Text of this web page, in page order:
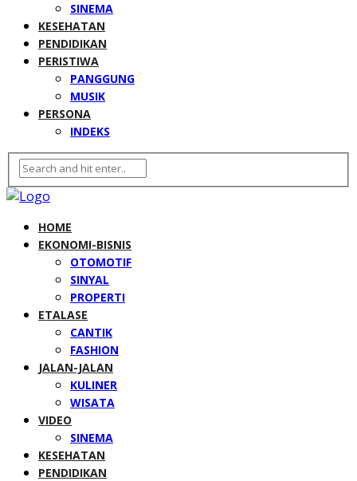
SINEMA
KESEHATAN
PENDIDIKAN
PERISTIWA
PANGGUNG
MUSIK
PERSONA
INDEKS
HOME
EKONOMI-BISNIS
OTOMOTIF
SINYAL
PROPERTI
ETALASE
CANTIK
FASHION
JALAN-JALAN
KULINER
WISATA
VIDEO
SINEMA
KESEHATAN
PENDIDIKAN